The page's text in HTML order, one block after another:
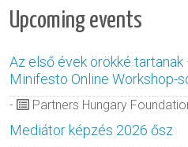
Upcoming events
Az első évek örökké
Minifesto Online Workshop-
- Partners Hungary
Mediátor képzés 2026 ősz